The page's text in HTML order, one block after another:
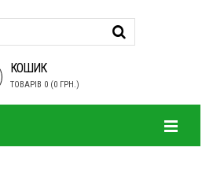
КОШИК
ТОВАРІВ 0 (0 ГРН.)